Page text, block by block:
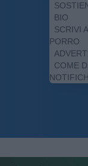
BIO
SCRIVI
PORRO
COME